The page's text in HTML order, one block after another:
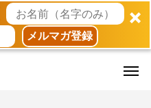
メルマガ登録